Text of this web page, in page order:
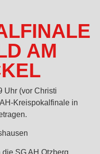
AM
Uhr (vor Christi
Kreispokalfinale in
SG AH Otzberg